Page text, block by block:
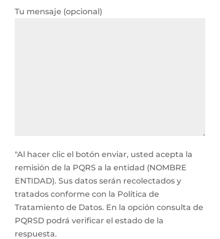
Tu mensaje (opcional)
"Al hacer clic el botón enviar, usted acepta la
remisión de la PQRS a la entidad (NOMBRE
ENTIDAD). Sus datos serán recolectados y
tratados conforme con la Política de
Tratamiento de Datos. En la opción consulta de
PQRSD podrá verificar el estado de la
respuesta.